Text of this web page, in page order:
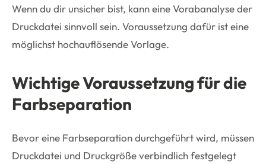
Wenn du dir unsicher bist, kann eine Vorabanalyse der
Druckdatei sinnvoll sein. Voraussetzung dafür ist eine
möglichst hochauflösende Vorlage.
Wichtige Voraussetzung für die
Farbseparation
Bevor eine Farbseparation durchgeführt wird, müssen
Druckdatei und Druckgröße verbindlich festgelegt